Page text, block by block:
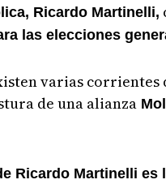
Ricardo Martinelli,
las elecciones
varias
de una alianza
Ricardo Martinelli es